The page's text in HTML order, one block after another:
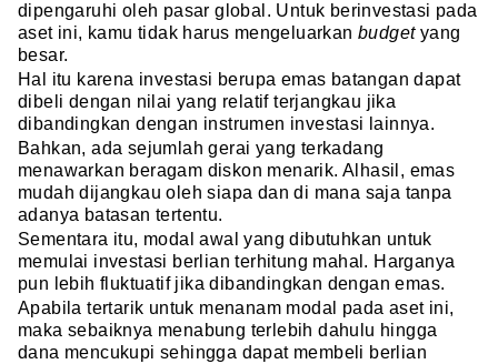
dipengaruhi oleh pasar global. Untuk berinvestasi pada
aset ini, kamu tidak harus mengeluarkan budget yang
besar.
Hal itu karena investasi berupa emas batangan dapat
dibeli dengan nilai yang relatif terjangkau jika
dibandingkan dengan instrumen investasi lainnya.
Bahkan, ada sejumlah gerai yang terkadang
menawarkan beragam diskon menarik. Alhasil, emas
mudah dijangkau oleh siapa dan di mana saja tanpa
adanya batasan tertentu.
Sementara itu, modal awal yang dibutuhkan untuk
memulai investasi berlian terhitung mahal. Harganya
pun lebih fluktuatif jika dibandingkan dengan emas.
Apabila tertarik untuk menanam modal pada aset ini,
maka sebaiknya menabung terlebih dahulu hingga
dana mencukupi sehingga dapat membeli berlian